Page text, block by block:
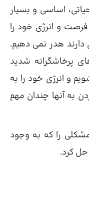
اساسی و بسیار
و انرژی خود را
دارند هدر نمی دهیم.
پرخاشگرانه شدید
و انرژی خود را به
به آنها چندان مهم
را که به وجود
کرد.